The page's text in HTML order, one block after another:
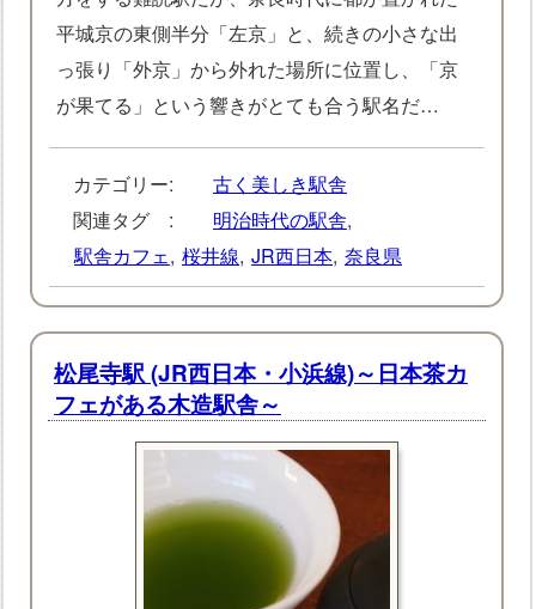
平城京の東側半分「左京」と、続きの小さな出
っ張り「外京」から外れた場所に位置し、「京
が果てる」という響きがとても合う駅名だ…
カテゴリー:
古く美しき駅舎
関連タグ :
明治時代の駅舎,
駅舎カフェ, 桜井線, JR西日本, 奈良県
松尾寺駅 (JR西日本・小浜線)～日本茶カ
フェがある木造駅舎～